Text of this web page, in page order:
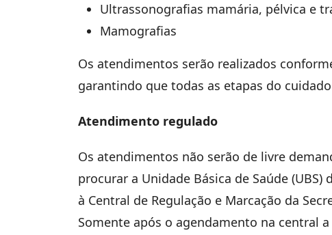
Ultrassonografias mamária, pélvica e
Mamografias
Os atendimentos serão realizados
garantindo que todas as etapas do
Atendimento regulado
Os atendimentos não serão de livre
procurar a Unidade Básica de Saúde
à Central de Regulação e Marcação da
Somente após o agendamento na central